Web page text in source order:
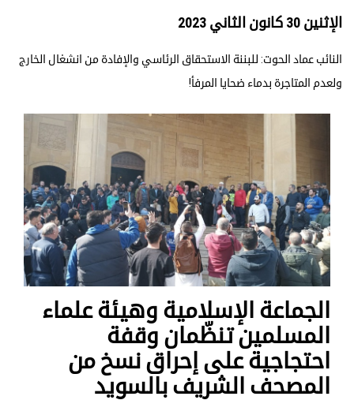
الإثنين 30 كانون الثاني 2023
النائب عماد الحوت: للبننة الاستحقاق الرئاسي والإفادة من انشغال الخارج
ولعدم المتاجرة بدماء ضحايا المرفأ!
الجماعة الإسلامية وهيئة علماء
المسلمين تنظّمان وقفة
احتجاجية على إحراق نسخ من
المصحف الشريف بالسويد